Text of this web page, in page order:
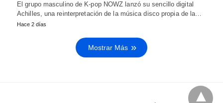
El grupo masculino de K-pop NOWZ lanzó su sencillo digital
Achilles, una reinterpretación de la música disco propia de la…
Hace 2 días
Mostrar Más